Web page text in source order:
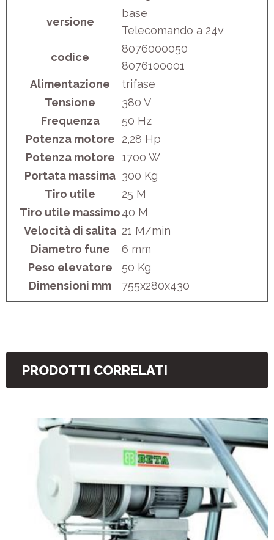
versione
base
Telecomando a 24v
codice
8076000050
8076100001
Alimentazione
trifase
Tensione
380 V
Frequenza
50 Hz
Potenza motore
2,28 Hp
Potenza motore 1700 W
Portata massima 300 Kg
Tiro utile
25 M
Tiro utile massimo40 M
Velocità di salita 21 M/min
Diametro fune
6 mm
Peso elevatore
50 Kg
Dimensioni mm
755x280x430
PRODOTTI CORRELATI